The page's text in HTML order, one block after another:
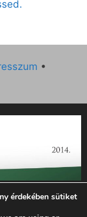
•
működésének
sz. támogatási
támogatta az
érdekében sütiket